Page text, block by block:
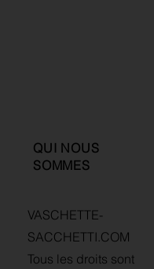
QUI NOUS
SOMMES
VASCHETTE-
SACCHETTI.COM
Tous les droits sont